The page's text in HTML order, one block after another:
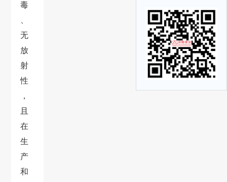
毒
无
放
射
性
，
且
在
生
产
和